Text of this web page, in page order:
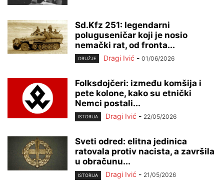
Sd.Kfz 251: legendarni
poluguseničar koji je nosio
nemački rat, od fronta...
ORUŽJE Dragi Ivić - 01/06/2026
Folksdojčeri: između komšija i
pete kolone, kako su etnički
Nemci postali...
ISTORIJA Dragi Ivić - 22/05/2026
Sveti odred: elitna jedinica
ratovala protiv nacista, a završila
u obračunu...
ISTORIJA Dragi Ivić - 21/05/2026